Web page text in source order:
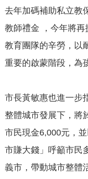
府
訊
公
節
水
區
站
去年加碼補助私立教
教師禮金 ，今年將
教育團隊的辛勞，以
重要的啟蒙階段，為
市長黃敏惠也進一步
整體城市發展下，將
市民現金6,000元，
市賺大錢」呼籲市民
義市，帶動城市整體